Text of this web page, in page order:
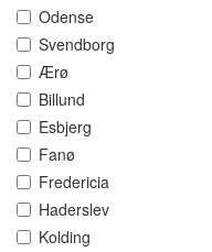
Odense
Svendborg
Ærø
Billund
Esbjerg
Fanø
Fredericia
Haderslev
Kolding